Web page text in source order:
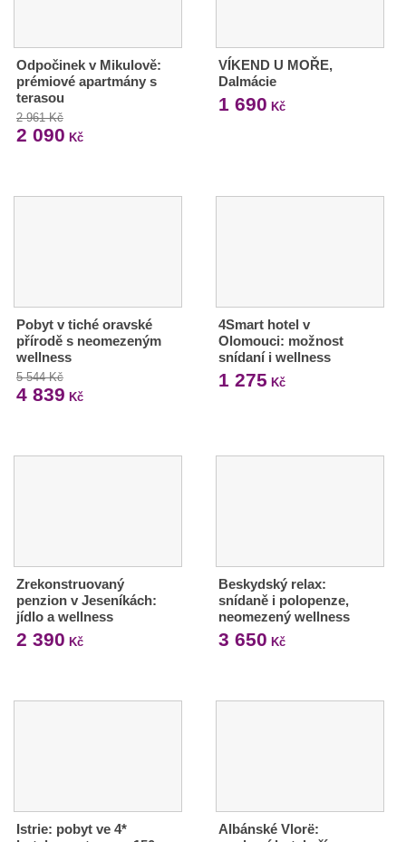
Odpočinek v Mikulově:
prémiové apartmány s
terasou
2 961 Kč
2 090 Kč
VÍKEND U MOŘE,
Dalmácie
1 690 Kč
Pobyt v tiché oravské
přírodě s neomezeným
wellness
5 544 Kč
4 839 Kč
4Smart hotel v
Olomouci: možnost
snídaní i wellness
1 275 Kč
Zrekonstruovaný
penzion v Jeseníkách:
jídlo a wellness
2 390 Kč
Beskydský relax:
snídaně i polopenze,
neomezený wellness
3 650 Kč
Istrie: pobyt ve 4*
Albánské Vlorë: